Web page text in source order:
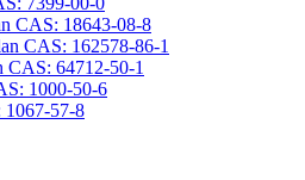
CAS: 18643-08-8
CAS: 162578-86-1
64712-50-1
1000-50-6
57-8